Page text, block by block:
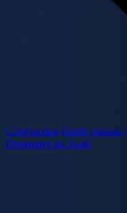
Conjoncture Outils gratuits
Demander un Audit